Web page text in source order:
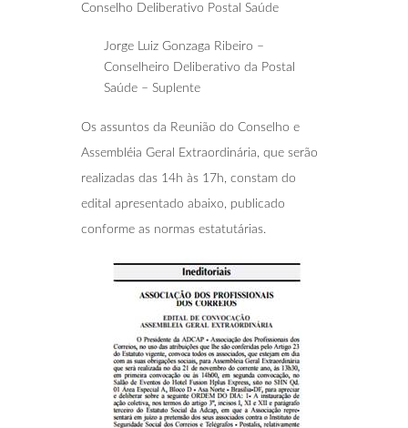
Conselho Deliberativo Postal Saúde
Jorge Luiz Gonzaga Ribeiro –
Conselheiro Deliberativo da Postal
Saúde – Suplente
Os assuntos da Reunião do Conselho e
Assembléia Geral Extraordinária, que serão
realizadas das 14h às 17h, constam do
edital apresentado abaixo, publicado
conforme as normas estatutárias.